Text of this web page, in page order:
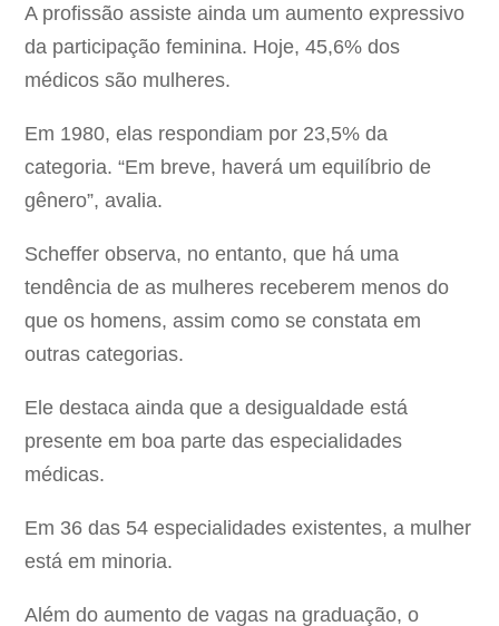
A profissão assiste ainda um aumento expressivo
da participação feminina. Hoje, 45,6% dos
médicos são mulheres.
Em 1980, elas respondiam por 23,5% da
categoria. “Em breve, haverá um equilíbrio de
gênero”, avalia.
Scheffer observa, no entanto, que há uma
tendência de as mulheres receberem menos do
que os homens, assim como se constata em
outras categorias.
Ele destaca ainda que a desigualdade está
presente em boa parte das especialidades
médicas.
Em 36 das 54 especialidades existentes, a mulher
está em minoria.
Além do aumento de vagas na graduação, o